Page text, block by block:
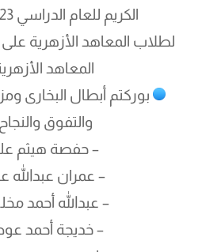
الكريم للعام الدراسي 2022/2023
لطلاب المعاهد الأزهرية
المعاهد
بوركتم أبطال البخارى
والتفوق والنجاح
– حفصة هيثم
– عمران عبدالله
– عبدالله أحمد
–خديجة أحمد